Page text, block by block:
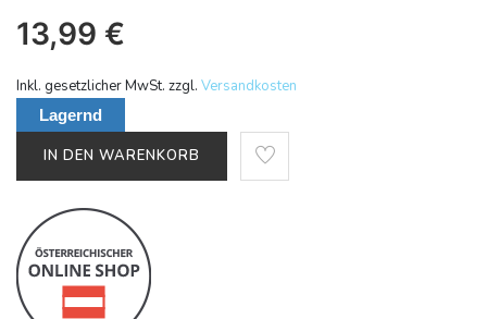
13,99 €
Inkl. gesetzlicher MwSt. zzgl. Versandkosten
Lagernd
IN DEN WARENKORB